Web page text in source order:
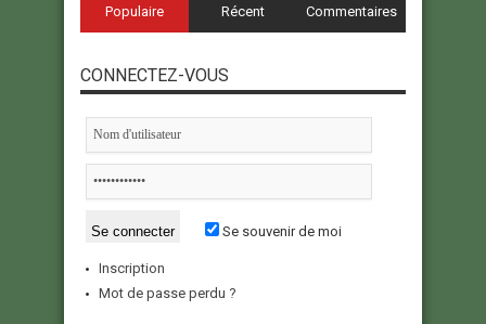
Populaire Récent Commentaires
CONNECTEZ-VOUS
Se souvenir de moi
Inscription
Mot de passe perdu ?